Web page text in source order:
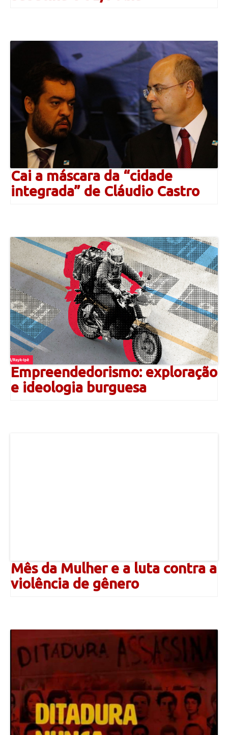
Cai a máscara da “cidade
integrada” de Cláudio Castro
Empreendedorismo: exploração
e ideologia burguesa
Mês da Mulher e a luta contra a
violência de gênero